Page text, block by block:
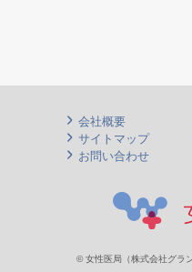
会社概要
サイトマップ
お問い合わせ
© 女性医局（株式会社グラ